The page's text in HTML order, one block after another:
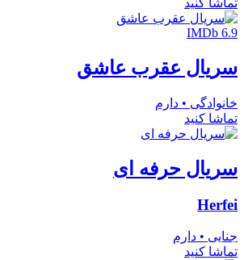
تماشا کنید
IMDb 6.9
سریال عقرب عاشق
خانوادگی • دارم
تماشا کنید
سریال حرفه ای
Herfei
جنایی • دارم
تماشا کنید